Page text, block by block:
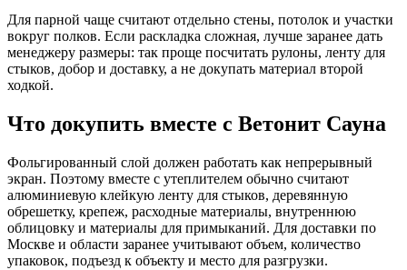
Для парной чаще считают отдельно стены, потолок и участки
вокруг полков. Если раскладка сложная, лучше заранее дать
менеджеру размеры: так проще посчитать рулоны, ленту для
стыков, добор и доставку, а не докупать материал второй
ходкой.
Что докупить вместе с Ветонит Сауна
Фольгированный слой должен работать как непрерывный
экран. Поэтому вместе с утеплителем обычно считают
алюминиевую клейкую ленту для стыков, деревянную
обрешетку, крепеж, расходные материалы, внутреннюю
облицовку и материалы для примыканий. Для доставки по
Москве и области заранее учитывают объем, количество
упаковок, подъезд к объекту и место для разгрузки.